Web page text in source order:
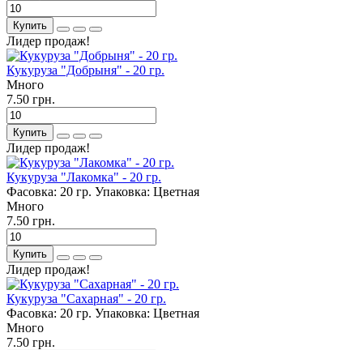
Купить
Лидер продаж!
Кукуруза "Добрыня" - 20 гр.
Много
7.50 грн.
Купить
Лидер продаж!
Кукуруза "Лакомка" - 20 гр.
Фасовка: 20 гр. Упаковка: Цветная
Много
7.50 грн.
Купить
Лидер продаж!
Кукуруза "Сахарная" - 20 гр.
Фасовка: 20 гр. Упаковка: Цветная
Много
7.50 грн.